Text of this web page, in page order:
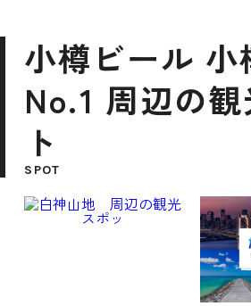
小樽ビール 小
No.1 周辺の観
ト
SPOT